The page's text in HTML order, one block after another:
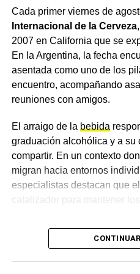
La reforma
agenda nacional
Para Frigerio, la discusión
lugar prioritario. Consideró
será difícil sostener el
En ese sentido, insistió en
de importante que la laboral.
de una transformación
claras y un sistema más
Más Noticias en Nuestra
y se acercaron para conocer
único e irremplazable.
que la leche materna no
fortalece el vínculo entre
beneficios para todo el
saludable de la vida.
sostengan la lactancia, ya
es una responsabilidad de
Másnoticias de Charataen
Cada primer viernes de
Internacional de la Cerveza
2007 en California que se
En la Argentina, la fecha
asentada como uno de los
encuentro, acompañando
reuniones con amigos.
El arraigo de la bebida
graduación alcohólica y a su
compartir. En un contexto
migran hacia entornos
especialistas destacan que
catalizador para mantener
Cambios en
el auge de las